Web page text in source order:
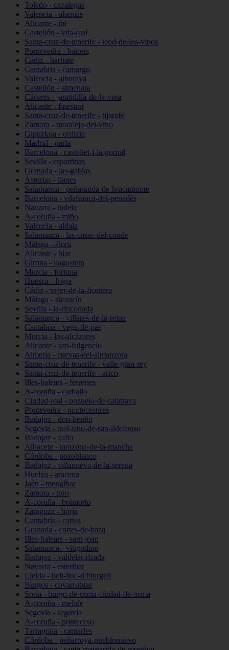
Toledo - cazalegas
Valencia - alaquàs
Alicante - ibi
Castellón - vila-real
Santa-cruz-de-tenerife - icod-de-los-vinos
Pontevedra - baiona
Cádiz - barbate
Cantabria - camargo
Valencia - alboraya
Castellón - almenara
Cáceres - jarandilla-de-la-vera
Alicante - finestrat
Santa-cruz-de-tenerife - tijarafe
Zamora - moraleja-del-vino
Gipuzkoa - ordizia
Madrid - parla
Barcelona - castellet-i-la-gornal
Sevilla - espartinas
Granada - las-gabias
Asturias - llanes
Salamanca - peñaranda-de-bracamonte
Barcelona - vilafranca-del-penedès
Navarra - tudela
A-coruña - miño
Valencia - aldaia
Salamanca - las-casas-del-conde
Málaga - álora
Alicante - biar
Girona - llagostera
Murcia - fortuna
Huesca - fraga
Cádiz - vejer-de-la-frontera
Málaga - alcaucín
Sevilla - la-rinconada
Salamanca - villares-de-la-reina
Cantabria - vega-de-pas
Murcia - los-alcázares
Alicante - san-fulgencio
Almería - cuevas-del-almanzora
Santa-cruz-de-tenerife - valle-gran-rey
Santa-cruz-de-tenerife - arico
Illes-balears - ferreries
A-coruña - carballo
Ciudad-real - pozuelo-de-calatrava
Pontevedra - pontecesures
Badajoz - don-benito
Segovia - real-sitio-de-san-ildefonso
Badajoz - zafra
Albacete - tarazona-de-la-mancha
Córdoba - pozoblanco
Badajoz - villanueva-de-la-serena
Huelva - aracena
Jaén - mengíbar
Zamora - toro
A-coruña - boimorto
Zaragoza - borja
Cantabria - cartes
Granada - cortes-de-baza
Illes-balears - sant-joan
Salamanca - vitigudino
Badajoz - valdelacalzada
Navarra - esteribar
Lleida - bell-lloc-d39urgell
Burgos - covarrubias
Soria - burgo-de-osma-ciudad-de-osma
A-coruña - melide
Segovia - segovia
A-coruña - ponteceso
Tarragona - camarles
Córdoba - peñarroya-pueblonuevo